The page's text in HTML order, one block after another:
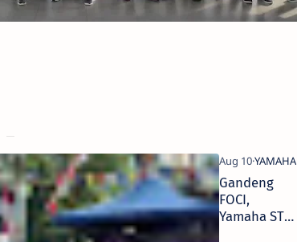
Gandeng
FOCI,
Yamaha STSJ
Berikan